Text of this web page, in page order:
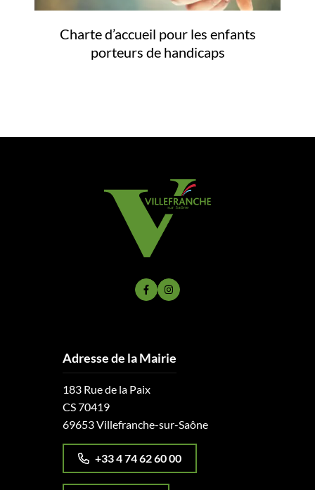
Charte d’accueil pour les enfants
porteurs de handicaps
Lien vers le compte Facebook
Lien vers le compte Instagram
Adresse de la Mairie
183 Rue de la Paix
CS 70419
69653 Villefranche-sur-Saône
+33 4 74 62 60 00